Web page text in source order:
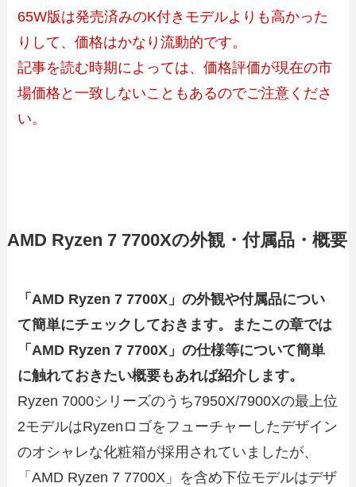
65W版は発売済みのK付きモデルよりも高かった
りして、価格はかなり流動的です。
記事を読む時期によっては、価格評価が現在の市
場価格と一致しないこともあるのでご注意くださ
い。
AMD Ryzen 7 7700Xの外観・付属品・概要
「AMD Ryzen 7 7700X」の外観や付属品につい
て簡単にチェックしておきます。またこの章では
「AMD Ryzen 7 7700X」の仕様等について簡単
に触れておきたい概要もあれば紹介します。
Ryzen 7000シリーズのうち7950X/7900Xの最上位
2モデルはRyzenロゴをフューチャーしたデザイン
のオシャレな化粧箱が採用されていましたが、
「AMD Ryzen 7 7700X」を含め下位モデルはデザ